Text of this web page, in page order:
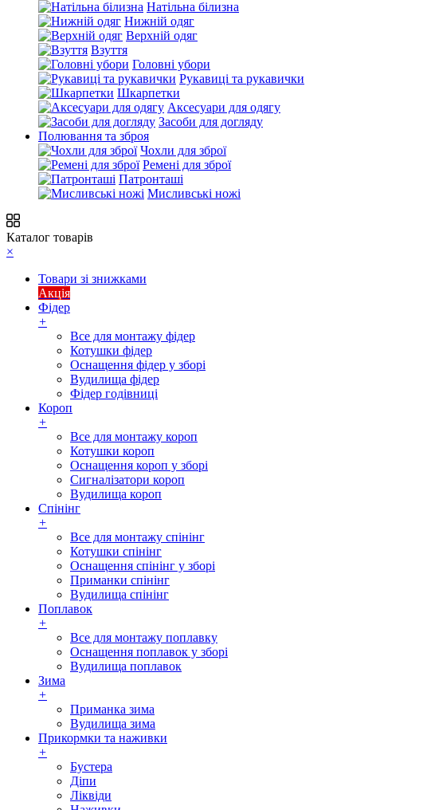
Натільна білизна
Нижній одяг
Верхній одяг
Взуття
Головні убори
Рукавиці та рукавички
Шкарпетки
Аксесуари для одягу
Засоби для догляду
Полювання та зброя
Чохли для зброї
Ремені для зброї
Патронташі
Мисливські ножі
Каталог товарів
×
Товари зі знижками
Акція
Фідер
+
Все для монтажу фідер
Котушки фідер
Оснащення фідер у зборі
Вудилища фідер
Фідер годівниці
Короп
+
Все для монтажу короп
Котушки короп
Оснащення короп у зборі
Сигналізатори короп
Вудилища короп
Спінінг
+
Все для монтажу спінінг
Котушки спінінг
Оснащення спінінг у зборі
Приманки спінінг
Вудилища спінінг
Поплавок
+
Все для монтажу поплавку
Оснащення поплавок у зборі
Вудилища поплавок
Зима
+
Приманка зима
Вудилища зима
Прикормки та наживки
+
Бустера
Діпи
Ліквіди